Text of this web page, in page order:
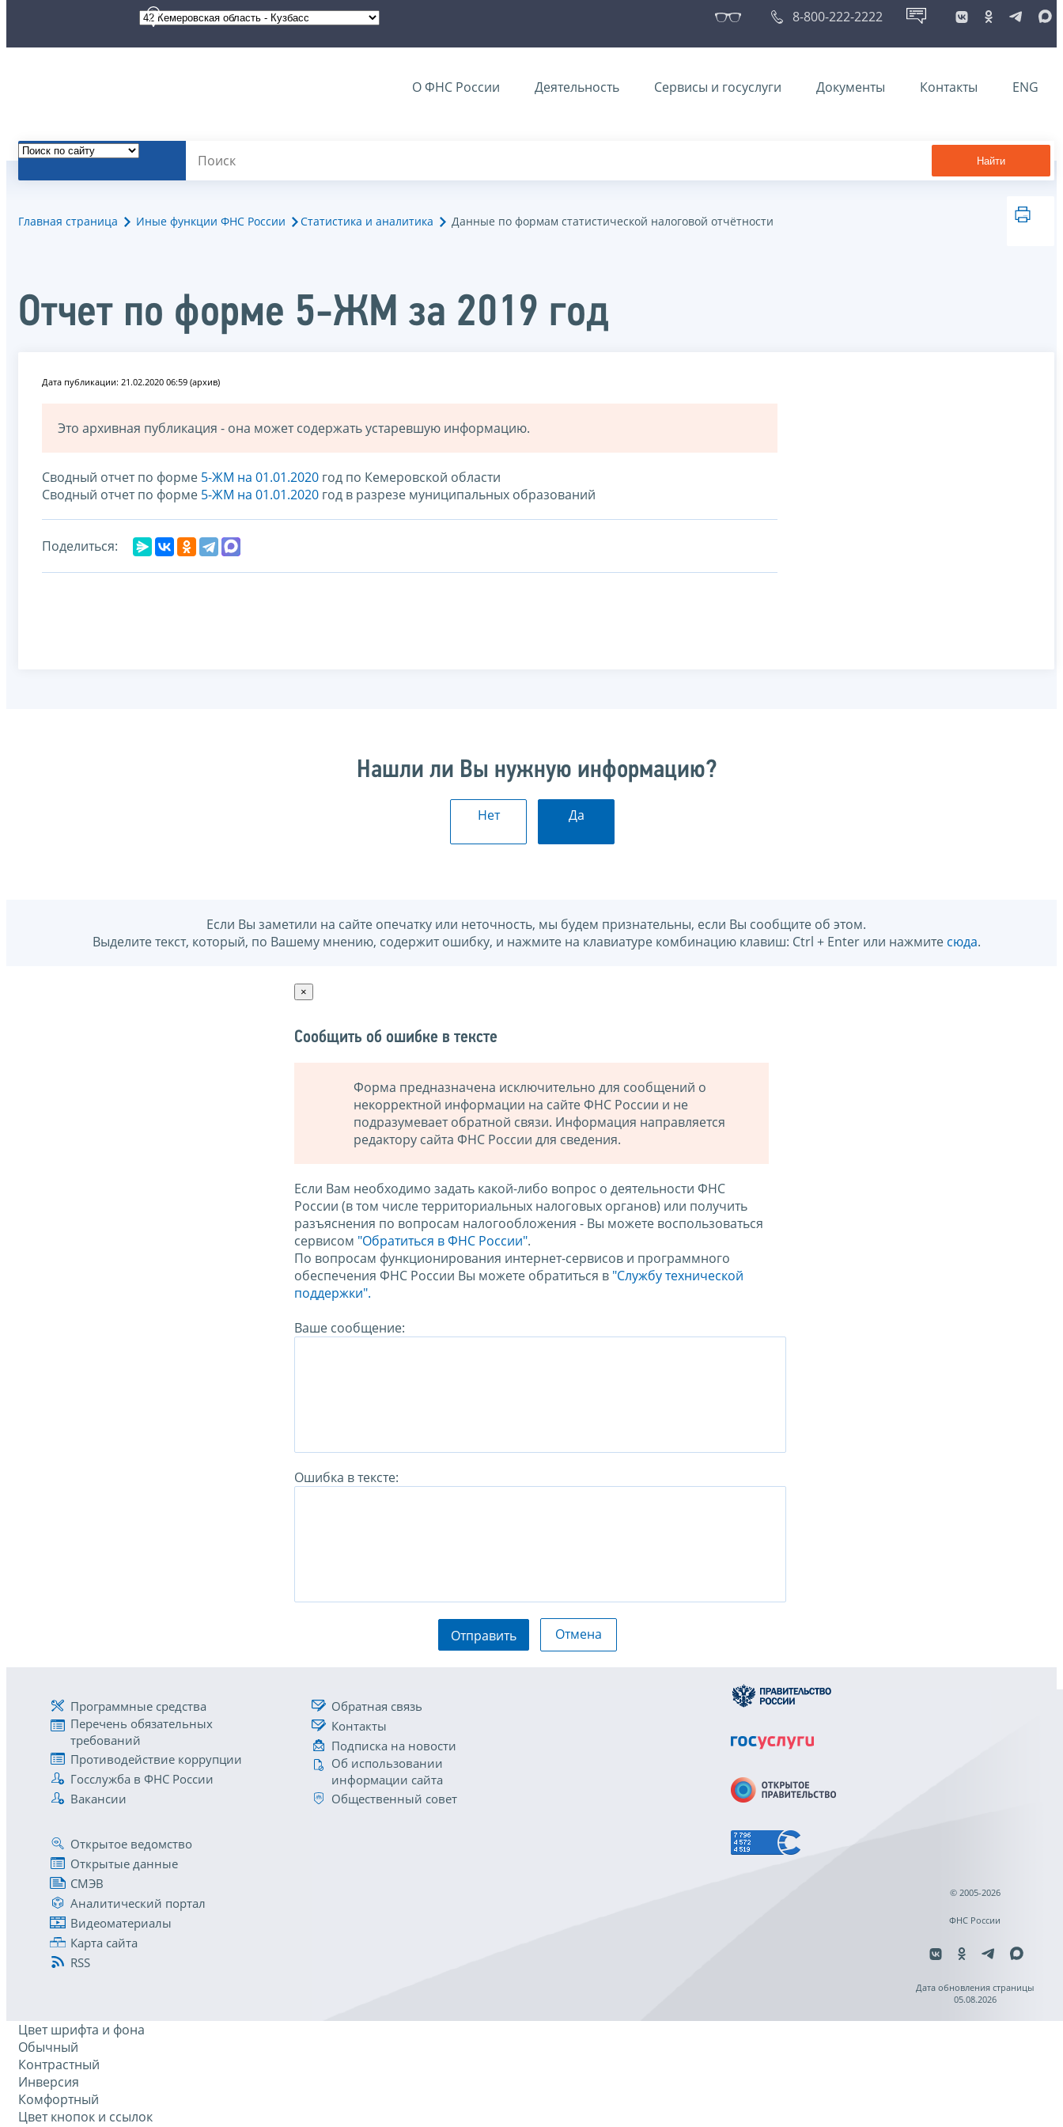
8-800-222-2222
О ФНС России Деятельность Сервисы и госуслуги Документы Контакты ENG
Найти
Главная страница Иные функции ФНС России Статистика и аналитика Данные по формам статистической налоговой отчётности
Отчет по форме 5-ЖМ за 2019 год
Дата публикации: 21.02.2020 06:59 (архив)
Это архивная публикация - она может содержать устаревшую информацию.
Сводный отчет по форме 5-ЖМ на 01.01.2020 год по Кемеровской области
Сводный отчет по форме 5-ЖМ на 01.01.2020 год в разрезе муниципальных образований
Поделиться:
Нашли ли Вы нужную информацию?
Нет Да
Если Вы заметили на сайте опечатку или неточность, мы будем признательны, если Вы сообщите об этом.
Выделите текст, который, по Вашему мнению, содержит ошибку, и нажмите на клавиатуре комбинацию клавиш: Ctrl + Enter или нажмите сюда.
×
Сообщить об ошибке в тексте
Форма предназначена исключительно для сообщений о
некорректной информации на сайте ФНС России и не
подразумевает обратной связи. Информация направляется
редактору сайта ФНС России для сведения.
Если Вам необходимо задать какой-либо вопрос о деятельности ФНС
России (в том числе территориальных налоговых органов) или получить
разъяснения по вопросам налогообложения - Вы можете воспользоваться
сервисом "Обратиться в ФНС России".
По вопросам функционирования интернет-сервисов и программного
обеспечения ФНС России Вы можете обратиться в "Службу технической
поддержки".
Ваше сообщение:
Ошибка в тексте:
Отправить Отмена
Программные средства
Перечень обязательных
требований
Противодействие коррупции
Госслужба в ФНС России
Вакансии
Обратная связь
Контакты
Подписка на новости
Об использовании
информации сайта
Общественный совет
Открытое ведомство
Открытые данные
СМЭВ
Аналитический портал
Видеоматериалы
Карта сайта
RSS
© 2005-2026
ФНС России
Дата обновления страницы
05.08.2026
Цвет шрифта и фона
Обычный
Контрастный
Инверсия
Комфортный
Цвет кнопок и ссылок